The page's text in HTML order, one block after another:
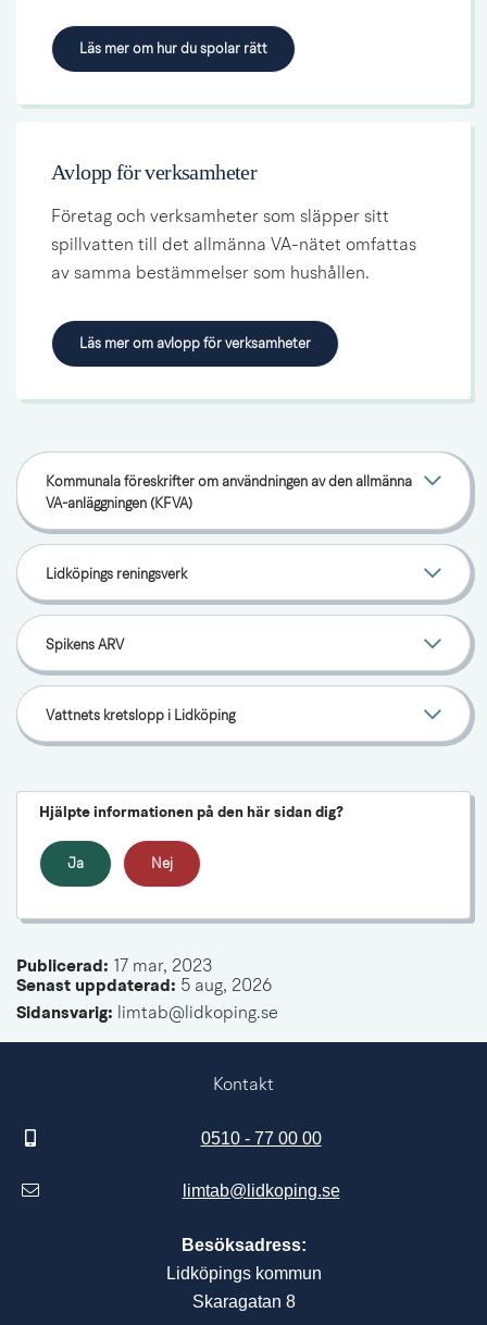
Läs mer om hur du spolar rätt
Avlopp för verksamheter
Företag och verksamheter som släpper sitt
spillvatten till det allmänna VA­-nätet omfattas
av samma bestämmelser som hushållen.
Läs mer om avlopp för verksamheter
Kommunala föreskrifter om användningen av den allmänna
VA-anläggningen (KFVA)
Lidköpings reningsverk
Spikens ARV
Vattnets kretslopp i Lidköping
Hjälpte informationen på den här sidan dig?
Ja Nej
Publicerad:
17 mar, 2023
Senast uppdaterad: 5 aug, 2026
Sidansvarig: limtab@lidkoping.se
Kontakt
0510 - 77 00 00
limtab@lidkoping.se
Besöksadress:
Lidköpings kommun
Skaragatan 8